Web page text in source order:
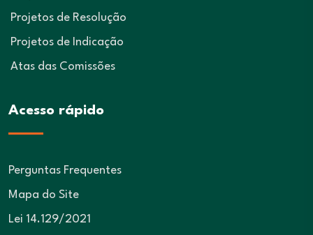
Projetos de Resolução
Projetos de Indicação
Atas das Comissões
Acesso rápido
Perguntas Frequentes
Mapa do Site
Lei 14.129/2021